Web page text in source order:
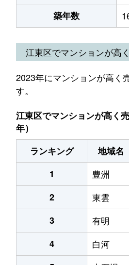
築年数
江東区でマンションが高
2023年にマンションが高く
す。
江東区でマンションが高く
年）
ランキング
地域名
1
豊洲
2
東雲
3
有明
4
白河